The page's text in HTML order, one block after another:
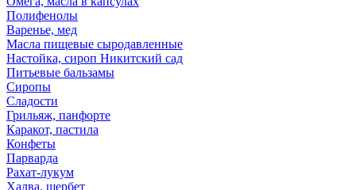
Полифенолы
Варенье, мед
Масла пищевые сыродавленные
Настойка, сироп Никитский сад
Питьевые бальзамы
Сиропы
Сладости
Грильяж, панфорте
Каракот, пастила
Конфеты
Парварда
Рахат-лукум
Халва, щербет